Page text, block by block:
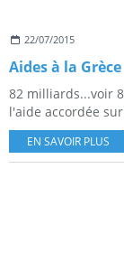
22/07/2015
Aides à la Grèce
82 milliards...voir
l'aide accordée
EN SAVOIR PLUS